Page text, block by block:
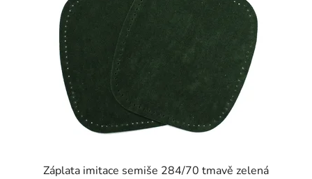
Záplata imitace semiše 284/70 tmavě zelená